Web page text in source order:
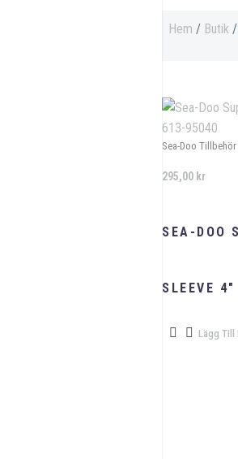
Hem / Butik
Sea-Doo Tillbehör
SEA-DOO
SLEEVE
295,00 kr
Lägg Till